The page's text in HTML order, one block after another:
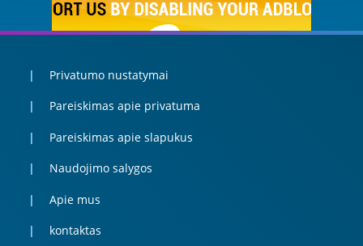
Privatumo nustatymai
Pareiskimas apie privatuma
Pareiskimas apie slapukus
Naudojimo salygos
Apie mus
kontaktas